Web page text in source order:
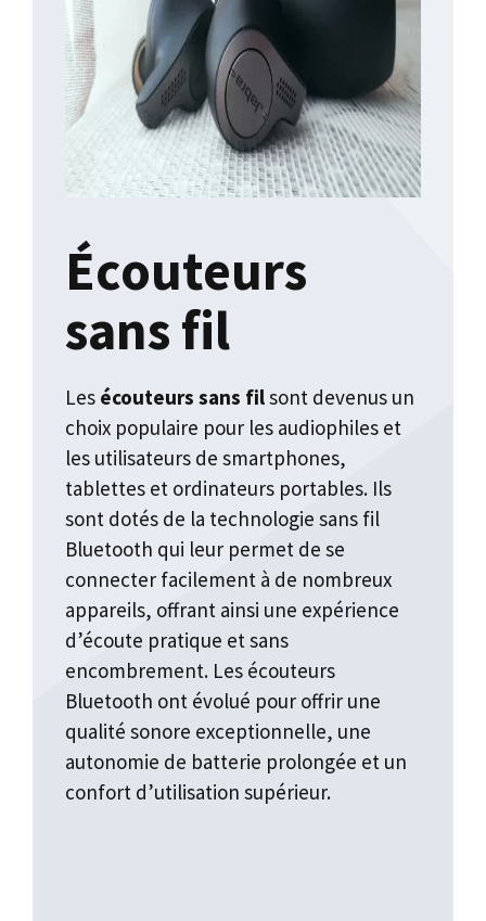
Écouteurs
sans fil
Les écouteurs sans filsont devenus un
choix populaire pour les audiophiles et
les utilisateurs de smartphones,
tablettes et ordinateurs portables. Ils
sont dotés de la technologie sans fil
Bluetooth qui leur permet de se
connecter facilement à de nombreux
appareils, offrant ainsi une expérience
d’écoute pratique et sans
encombrement. Les écouteurs
Bluetooth ont évolué pour offrir une
qualité sonore exceptionnelle, une
autonomie de batterie prolongée et un
confort d’utilisation supérieur.